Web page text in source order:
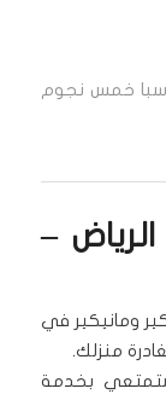
سبا خمس نجوم
–
ومانيكير في
منزلك.
بخدمة